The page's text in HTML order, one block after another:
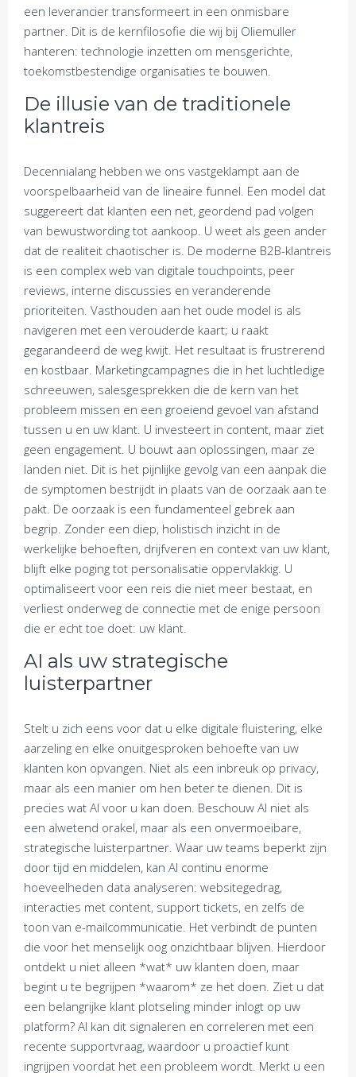
een leverancier transformeert in een onmisbare
partner. Dit is de kernfilosofie die wij bij Oliemuller
hanteren: technologie inzetten om mensgerichte,
toekomstbestendige organisaties te bouwen.
De illusie van de traditionele
klantreis
Decennialang hebben we ons vastgeklampt aan de
voorspelbaarheid van de lineaire funnel. Een model dat
suggereert dat klanten een net, geordend pad volgen
van bewustwording tot aankoop. U weet als geen ander
dat de realiteit chaotischer is. De moderne B2B-klantreis
is een complex web van digitale touchpoints, peer
reviews, interne discussies en veranderende
prioriteiten. Vasthouden aan het oude model is als
navigeren met een verouderde kaart; u raakt
gegarandeerd de weg kwijt. Het resultaat is frustrerend
en kostbaar. Marketingcampagnes die in het luchtledige
schreeuwen, salesgesprekken die de kern van het
probleem missen en een groeiend gevoel van afstand
tussen u en uw klant. U investeert in content, maar ziet
geen engagement. U bouwt aan oplossingen, maar ze
landen niet. Dit is het pijnlijke gevolg van een aanpak die
de symptomen bestrijdt in plaats van de oorzaak aan te
pakt. De oorzaak is een fundamenteel gebrek aan
begrip. Zonder een diep, holistisch inzicht in de
werkelijke behoeften, drijfveren en context van uw klant,
blijft elke poging tot personalisatie oppervlakkig. U
optimaliseert voor een reis die niet meer bestaat, en
verliest onderweg de connectie met de enige persoon
die er echt toe doet: uw klant.
AI als uw strategische
luisterpartner
Stelt u zich eens voor dat u elke digitale fluistering, elke
aarzeling en elke onuitgesproken behoefte van uw
klanten kon opvangen. Niet als een inbreuk op privacy,
maar als een manier om hen beter te dienen. Dit is
precies wat AI voor u kan doen. Beschouw AI niet als
een alwetend orakel, maar als een onvermoeibare,
strategische luisterpartner. Waar uw teams beperkt zijn
door tijd en middelen, kan AI continu enorme
hoeveelheden data analyseren: websitegedrag,
interacties met content, support tickets, en zelfs de
toon van e-mailcommunicatie. Het verbindt de punten
die voor het menselijk oog onzichtbaar blijven. Hierdoor
ontdekt u niet alleen *wat* uw klanten doen, maar
begint u te begrijpen *waarom* ze het doen. Ziet u dat
een belangrijke klant plotseling minder inlogt op uw
platform? AI kan dit signaleren en correleren met een
recente supportvraag, waardoor u proactief kunt
ingrijpen voordat het een probleem wordt. Merkt u een